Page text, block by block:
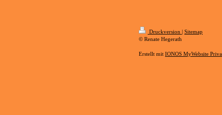
Druckversion | Sitemap
© Renate Hegerath
Erstellt mit IONOS MyWebsite